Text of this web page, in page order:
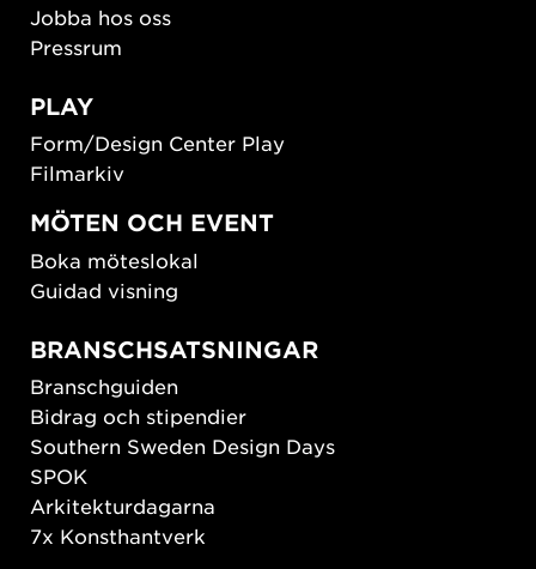
Jobba hos oss
Pressrum
PLAY
Form/Design Center Play
Filmarkiv
MÖTEN OCH EVENT
Boka möteslokal
Guidad visning
BRANSCHSATSNINGAR
Branschguiden
Bidrag och stipendier
Southern Sweden Design Days
SPOK
Arkitekturdagarna
7x Konsthantverk